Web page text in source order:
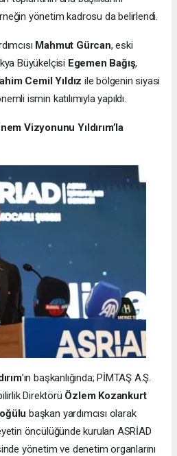
yönetim kadrosu da belirlendi.
Mahmut Gürcan, eski
Büyükelçisi Egemen Bağış,
Cemil Yıldız ile bölgenin siyasi
ismin katılımıyla yapıldı.
Vizyonunu Yıldırım’la
’ın başkanlığında; PİMTAŞ A.Ş.
Direktörü Özlem Kozankurt
başkan yardımcısı olarak
öncülüğünde kurulan ASRİAD
yönetim ve denetim organlarını